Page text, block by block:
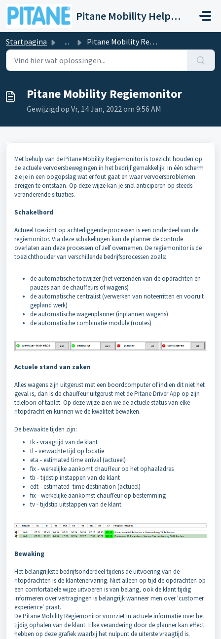
Doorgaan naar hoofdinhoud
Pitane Mobility Help- en Servicedesk
Startpagina ... Pitane Mobility Regiemonitor
Pitane Mobility Regiemonitor
Gewijzigd op Vr, 14 Jan, 2022 om 9:56 AM
Met behulp van de Pitane Mobility Regiemonitor is toezicht houden op
de actuele vervoersbewegingen in het bedrijf gemakkelijk. In één scherm
zie je in een oogopslag wat er fout gaat en waar vervoersproblemen
dreigen te ontstaan. Op deze wijze kan je snel anticiperen op steeds
veranderende situaties.
Schakelbord
Actueel toezicht op achterliggende processen is een onderdeel van de
regiemonitor. Via deze schakelingen kan de planner de controle
overlaten aan deze processen of zelf overnemen. De regiemonitor is de
toezichthouder van verschillende bedrijfsprocessen zoals:
de automatische toewijzer (het verzenden van de opdrachten en
pauzes aan de chauffeurs of wagens)
de automatische centralist (verwerken van noteerritten en vooruit
gepland werk)
de automatische wagenplanner (inplannen wagens)
de automatische combinatie module (routes)
Actuele stand van zaken
Alles wagens zijn uitgerust met een boordcomputer of indien dit niet het
geval is, dan is de chauffeur uitgerust met de Pitane Driver App op zijn
telefoon of tablet. Op deze wijze zien we de actuele status van elke
ritopdracht en kunnen we de kwaliteit bewaken.
De bewaakte tijden zijn:
tk - vraagtijd van de klant
tl - verwachte tijd op locatie
eta - estimated time arrival (actueel)
fix - werkelijke aankomt chauffeur op het ophaaladres
tb - tijdstip instappen van de klant
edt - estimated time destination (actueel)
fix - werkelijke aankomst chauffeur op bestemming
tv - tijdstip uitstappen van de klant
Bewaking
Het belangrijkste bedrijfsonderdeel tijdens de uitvoering van de
ritopdrachten is de klantenervaring. Niet alleen op tijd de opdrachten op
een comfortabele wijze uitvoeren is van belang, ook de klant tijdig
informeren over vertragingen is belangrijk wanneer men over 'customer
experience' praat.
De Pitane Mobility Regiemonitor voorziet in actuele informatie over het
tijdig ophalen van de klant. Elke verandering door de planner kan effect
hebben op deze grafiek waarbij het nulpunt de uiterste vraagtijd is.